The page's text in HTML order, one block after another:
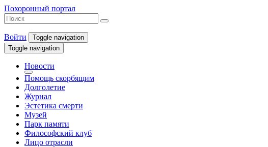
Похоронный портал
Войти
Toggle navigation
Toggle navigation
Новости
Помощь скорбящим
Долголетие
Журнал
Эстетика смерти
Музей
Парк памяти
Философский клуб
Лицо отрасли